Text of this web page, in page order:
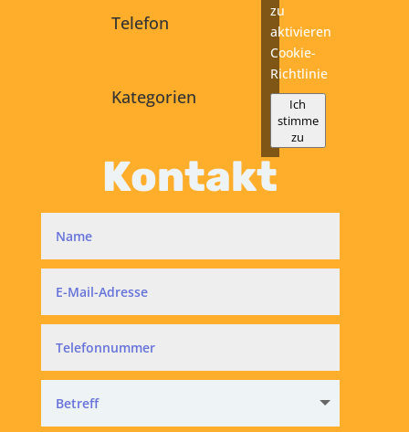
Telefon
Kategorien
zu
aktivieren
Cookie-
Richtlinie
Ich
stimme
zu
Kontakt